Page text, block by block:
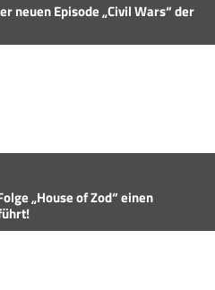
neuen Episode „Civil Wars“ der
„House of Zod“ einen